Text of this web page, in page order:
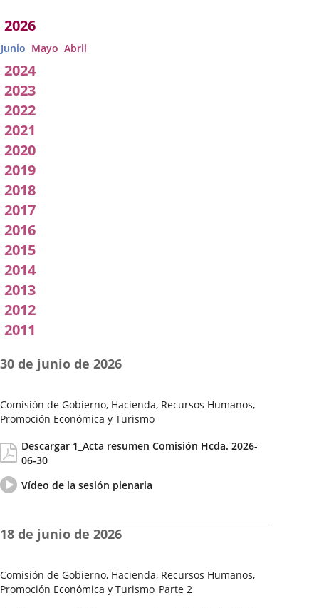
2026
Junio Mayo Abril
2024
2023
2022
2021
2020
2019
2018
2017
2016
2015
2014
2013
2012
2011
Comisión de Gobierno, Hacienda, Recursos Humanos,
Promoción Económica y Turismo
de
la
Sesión
30 de junio de 2026
Descargar 1_Acta resumen Comisión Hcda. 2026-
06-30
Vídeo
del
Vídeo de la sesión plenaria
aplicación
Comisión de Gobierno, Hacienda, Recursos Humanos,
Promoción Económica y Turismo_Parte 2
18 de junio de 2026